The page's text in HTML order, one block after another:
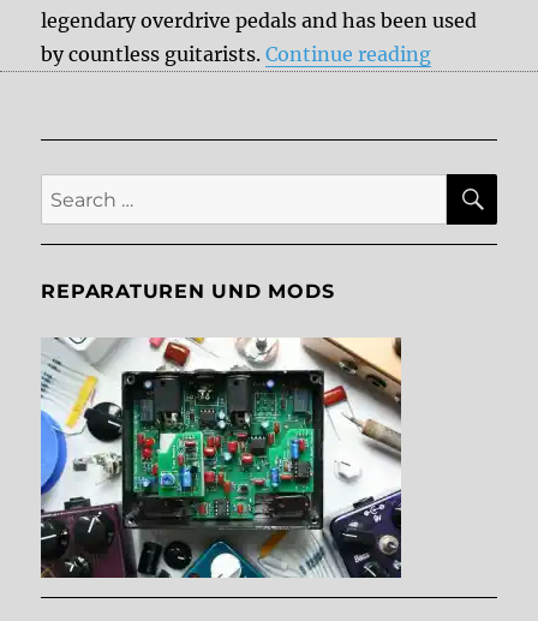
legendary overdrive pedals and has been used
by countless guitarists.Continue reading“Effect
Search
for:
REPARATUREN UND MODS